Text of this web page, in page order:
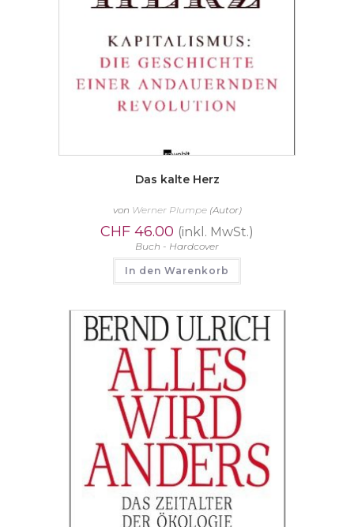
Das kalte Herz
von Werner Plumpe(Autor)
CHF 46.00 (inkl. MwSt.)
Buch - Hardcover
In den Warenkorb